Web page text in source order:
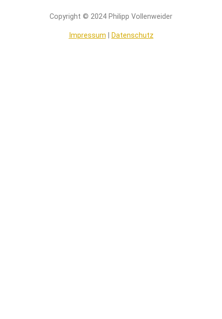
Copyright © 2024 Philipp Vollenweider
Impressum Datenschutz